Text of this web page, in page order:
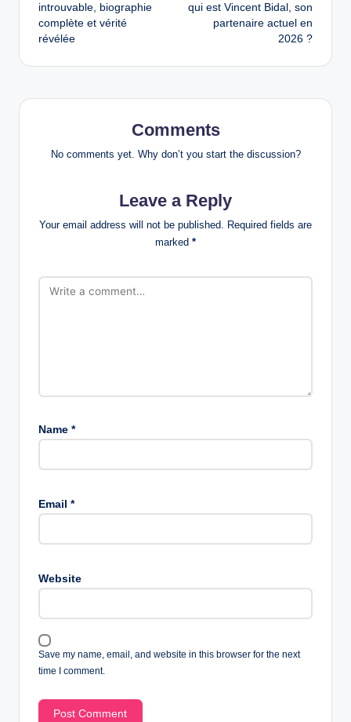
introuvable, biographie
complète et vérité
révélée
qui est Vincent Bidal, son
partenaire actuel en
2026 ?
Comments
No comments yet. Why don’t you start the discussion?
Leave a Reply
Your email address will not be published. Required fields are
marked *
Name *
Email *
Website
Save my name, email, and website in this browser for the next
time I comment.